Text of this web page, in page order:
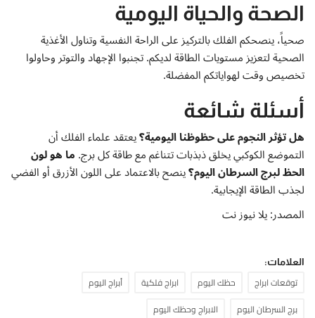
الصحة والحياة اليومية
صحياً، ينصحكم الفلك بالتركيز على الراحة النفسية وتناول الأغذية
الصحية لتعزيز مستويات الطاقة لديكم. تجنبوا الإجهاد والتوتر وحاولوا
تخصيص وقت لهواياتكم المفضلة.
أسئلة شائعة
هل تؤثر النجوم على حظوظنا اليومية؟يعتقد علماء الفلك أن
التموضع الكوكبي يخلق ذبذبات تتناغم مع طاقة كل برج.ما هو لون
الحظ لبرج السرطان اليوم؟ينصح بالاعتماد على اللون الأزرق أو الفضي
لجذب الطاقة الإيجابية.
المصدر: يلا نيوز نت
العلامات:
توقعات ابراج حظك اليوم ابراج فلكية
أبراج اليوم
برج السرطان اليوم
الابراج وحظك اليوم